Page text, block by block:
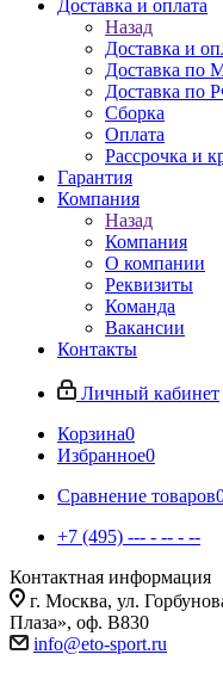
Доставка и оплата
Назад
Доставка и
Доставка по
Доставка по
Сборка
Оплата
Рассрочка и
Гарантия
Компания
Назад
Компания
О компании
Реквизиты
Команда
Вакансии
Контакты
Личный кабинет
Корзина0
Избранное0
Сравнение товаров
+7 (495) --- - -- - --
Контактная информация
г. Москва, ул.
Плаза», оф. В830
info@eto-sport.ru